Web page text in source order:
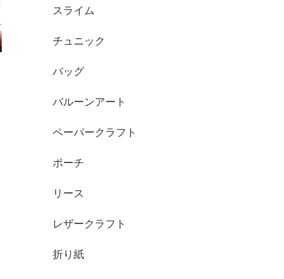
スライム
チュニック
バッグ
バルーンアート
ペーパークラフト
ポーチ
リース
レザークラフト
折り紙